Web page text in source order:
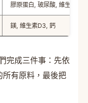
膠原蛋白, 玻尿酸, 維生素C
鎂, 維生素D3, 鈣
完成三件事：先依
有原料，最後把